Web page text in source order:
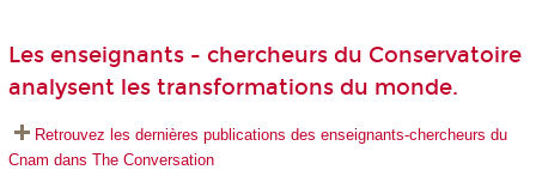
Les enseignants - chercheurs du Conservatoire
analysent les transformations du monde.
Retrouvez les dernières publications des enseignants-chercheurs du
Cnam dans The Conversation